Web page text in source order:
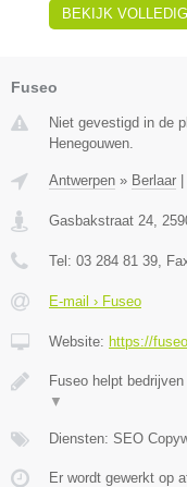
BEKIJK
Fuseo
Niet gevestigd in de
Henegouwen.
Antwerpen » Berlaar |
Gasbakstraat 24
Tel: 03 284 81 39 ,
E-mail › Fuseo
Website: https://
Fuseo helpt
▼
Diensten: SEO
Er wordt gewerkt op